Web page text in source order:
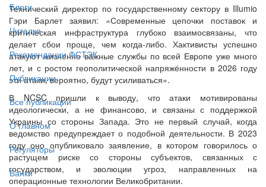
Блоги
Читалка
Рекомендации ФСТЭК
Публикации
Все публикации
О главном
Регуляторы
Банки
Технический директор по государственному сектору в Illumio
Гэри Барлет заявил: «Современные цепочки поставок и
критическая инфраструктура глубоко взаимосвязаны, что
делает сбои проще, чем когда-либо. Хактивисты успешно
атакуют жизненно важные службы по всей Европе уже много
лет, и с ростом геополитической напряжённости в 2026 году
эти атаки, вероятно, будут усиливаться».
В NCSC пришли к выводу, что атаки мотивированы
идеологически, а не финансово, и связаны с поддержкой
Украины со стороны Запада. Это не первый случай, когда
ведомство предупреждает о подобной деятельности. В 2023
году оно опубликовало заявление, в котором говорилось о
растущем риске со стороны субъектов, связанных с
государством, и эволюции угроз, направленных на
операционные технологии Великобритании.